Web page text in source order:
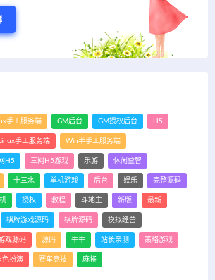
手工服务端 GM后台 GM授权后台 H5
Linux手工服务端 Win半手工服务端
H5 三网H5游戏 乐游 休闲益智
十三水 单机游戏 后台 娱乐 完整源码
授权 教程 斗地主 新版 最新
棋牌游戏源码 棋牌源码 模拟经营
戏源码 源码 牛牛 站长亲测 策略游戏
色扮演 赛车竞技 麻将